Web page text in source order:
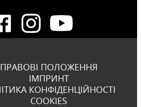
ПРАВОВІ ПОЛОЖЕННЯ
ІМПРИНТ
КОНФІДЕНЦІЙНОСТІ
COOKIES